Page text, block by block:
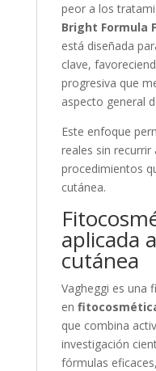
peor a los
Bright Formula
está diseñada
clave,
progresiva que
aspecto general
Este enfoque
reales sin recurrir
procedimientos
cutánea.
aplicada
cutánea
Vagheggi es una
en
que combina
investigación
fórmulas